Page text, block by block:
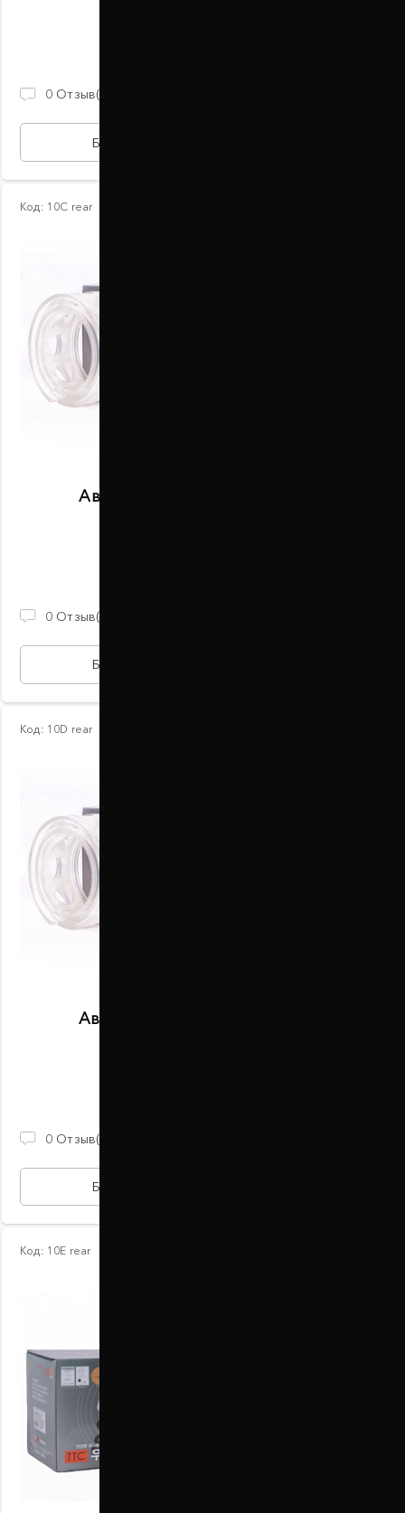
0 Отзыв(ов)
БЫСТРАЯ ПОКУПКА
Код: 10С rear
Автобаферы размер C задние
0 Отзыв(ов)
БЫСТРАЯ ПОКУПКА
Код: 10D rear
Автобаферы размер D задние
0 Отзыв(ов)
БЫСТРАЯ ПОКУПКА
Код: 10Е rear